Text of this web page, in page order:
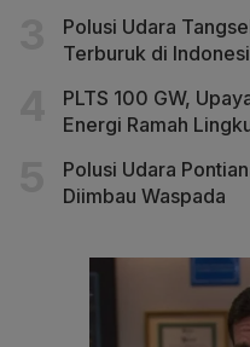
Polusi Udara
Terburuk di
PLTS 100 GW,
Energi Ramah
Polusi Udara
Diimbau Waspada